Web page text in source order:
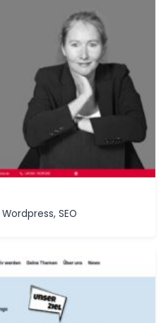
Wordpress, SEO